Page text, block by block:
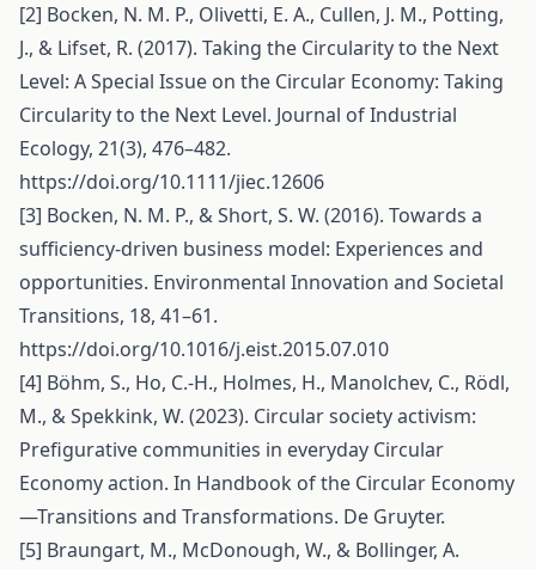
[2] Bocken, N. M. P., Olivetti, E. A., Cullen, J. M., Potting,
J., & Lifset, R. (2017). Taking the Circularity to the Next
Level: A Special Issue on the Circular Economy: Taking
Circularity to the Next Level. Journal of Industrial
Ecology, 21(3), 476–482.
https://doi.org/10.1111/jiec.12606
[3] Bocken, N. M. P., & Short, S. W. (2016). Towards a
sufficiency-driven business model: Experiences and
opportunities. Environmental Innovation and Societal
Transitions, 18, 41–61.
https://doi.org/10.1016/j.eist.2015.07.010
[4] Böhm, S., Ho, C.-H., Holmes, H., Manolchev, C., Rödl,
M., & Spekkink, W. (2023). Circular society activism:
Prefigurative communities in everyday Circular
Economy action. In Handbook of the Circular Economy
—Transitions and Transformations. De Gruyter.
[5] Braungart, M., McDonough, W., & Bollinger, A.